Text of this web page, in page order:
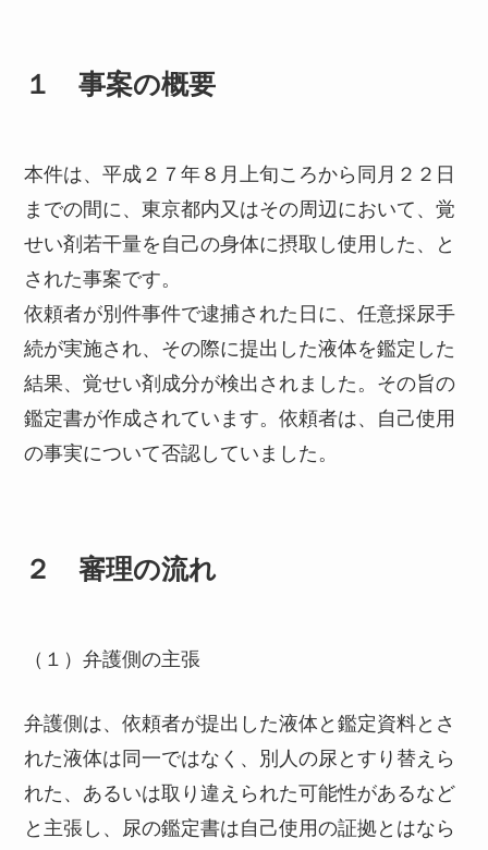
１ 事案の概要
本件は、平成２７年８月上旬ころから同月２２日
までの間に、東京都内又はその周辺において、覚
せい剤若干量を自己の身体に摂取し使用した、と
された事案です。
依頼者が別件事件で逮捕された日に、任意採尿手
続が実施され、その際に提出した液体を鑑定した
結果、覚せい剤成分が検出されました。その旨の
鑑定書が作成されています。依頼者は、自己使用
の事実について否認していました。
２ 審理の流れ
（１）弁護側の主張
弁護側は、依頼者が提出した液体と鑑定資料とさ
れた液体は同一ではなく、別人の尿とすり替えら
れた、あるいは取り違えられた可能性があるなど
と主張し、尿の鑑定書は自己使用の証拠とはなら